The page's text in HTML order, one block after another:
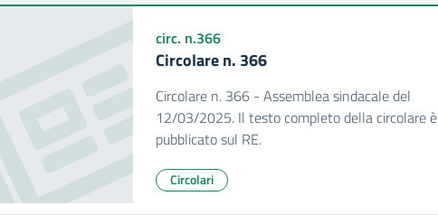
circ. n.366
Circolare n. 366
Circolare n. 366 - Assemblea sindacale del
12/03/2025. Il testo completo della circolare è
pubblicato sul RE.
Circolari